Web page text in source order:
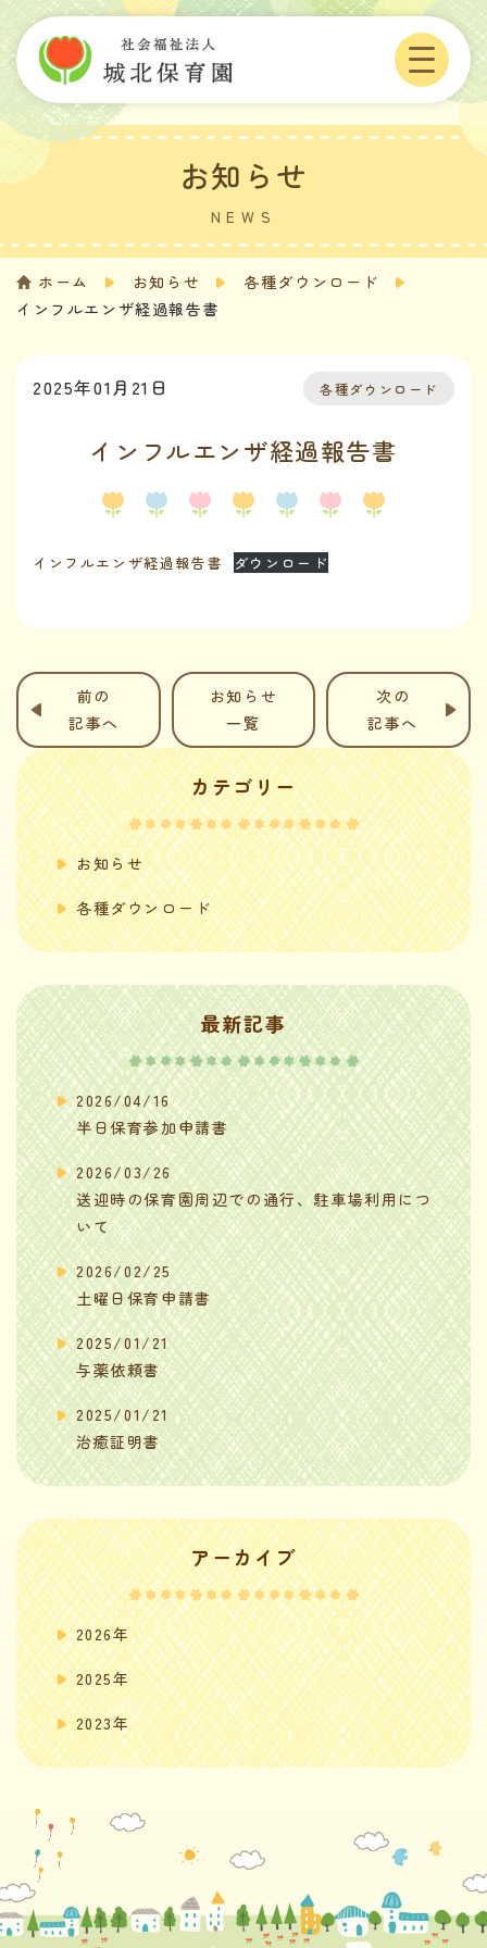
Skip
to
content
お知らせ
NEWS
ホーム お知らせ
各種ダウンロード
インフルエンザ経過報告書
2025年01月21日 各種ダウンロード
インフルエンザ経過報告書
インフルエンザ経過報告書 ダウンロード
前の
記事へ
お知らせ
一覧
次の
記事へ
カテゴリー
お知らせ
各種ダウンロード
最新記事
2026/04/16
半日保育参加申請書
2026/03/26
送迎時の保育園周辺での通行、駐車場利用につ
いて
2026/02/25
土曜日保育申請書
2025/01/21
与薬依頼書
2025/01/21
治癒証明書
アーカイブ
2026年
2025年
2023年